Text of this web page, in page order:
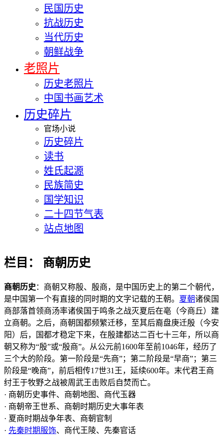
民国历史
抗战历史
当代历史
朝鲜战争
老照片
历史老照片
中国书画艺术
历史碎片
官场小说
历史碎片
读书
姓氏起源
民族简史
国学知识
二十四节气表
站点地图
栏目： 商朝历史
商朝历史 ：商朝又称殷、殷商，是中国历史上的第二个朝代，
是中国第一个有直接的同时期的文字记载的王朝。 夏朝诸侯国
商部落首领商汤率诸侯国于鸣条之战灭夏后在亳（今商丘）建
立商朝。之后，商朝国都频繁迁移，至其后裔盘庚迁殷（今安
阳）后，国都才稳定下来，在殷建都达二百七十三年，所以商
朝又称为“殷”或“殷商”。从公元前1600年至前1046年，经历了
三个大的阶段。第一阶段是“先商”；第二阶段是“早商”；第三
阶段是“晚商”，前后相传17世31王，延续600年。末代君王商
纣王于牧野之战被周武王击败后自焚而亡。
· 商朝历史事件、商朝地图、商代玉器
· 商朝帝王世系、商朝时期历史大事年表
· 夏商时期战争年表、商朝官制
· 先秦时期服饰、商代王陵、先秦官话